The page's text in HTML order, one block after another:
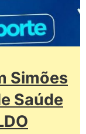
Simões
Saúde